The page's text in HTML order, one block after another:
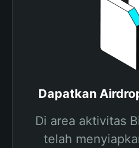
Dapatkan
Di area aktivitas
telah